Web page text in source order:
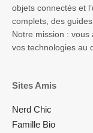
objets connectés et
complets, des
Notre mission :
vos technologies au
Sites Amis
Nerd Chic
Famille Bio